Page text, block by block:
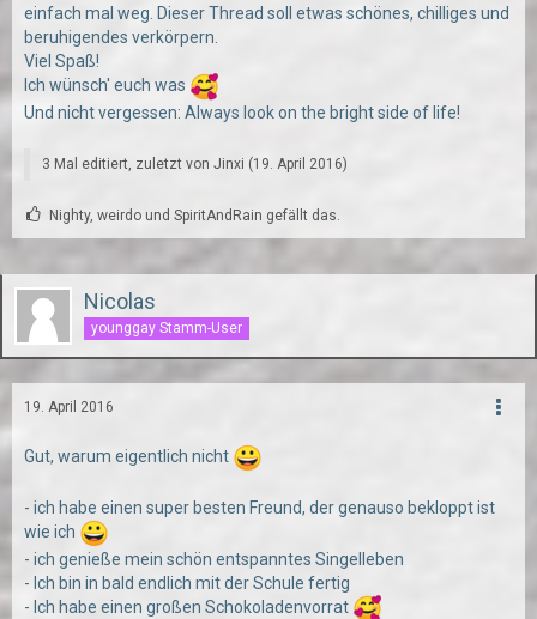
einfach mal weg. Dieser Thread soll etwas schönes, chilliges und
beruhigendes verkörpern.
Viel Spaß!
Ich wünsch' euch was
Und nicht vergessen: Always look on the bright side of life!
3 Mal editiert, zuletzt von Jinxi (19. April 2016)
Nighty, weirdo und SpiritAndRain gefällt das.
Nicolas
younggay Stamm-User
19. April 2016
Gut, warum eigentlich nicht
- ich habe einen super besten Freund, der genauso bekloppt ist
wie ich
- ich genieße mein schön entspanntes Singelleben
- Ich bin in bald endlich mit der Schule fertig
- Ich habe einen großen Schokoladenvorrat